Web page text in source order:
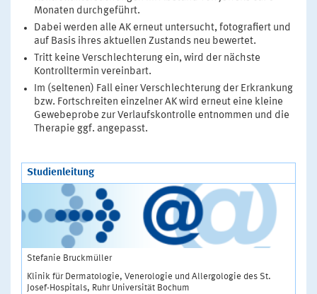
Monaten durchgeführt.
Dabei werden alle AK erneut untersucht, fotografiert und
auf Basis ihres aktuellen Zustands neu bewertet.
Tritt keine Verschlechterung ein, wird der nächste
Kontrolltermin vereinbart.
Im (seltenen) Fall einer Verschlechterung der Erkrankung
bzw. Fortschreiten einzelner AK wird erneut eine kleine
Gewebeprobe zur Verlaufskontrolle entnommen und die
Therapie ggf. angepasst.
Studienleitung
Stefanie Bruckmüller
Klinik für Dermatologie, Venerologie und Allergologie des St.
Josef-Hospitals, Ruhr Universität Bochum